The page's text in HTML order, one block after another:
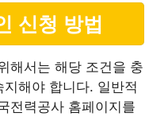
신청 방법
해서는 해당 조건을 충
해야 합니다. 일반적
전력공사 홈페이지를